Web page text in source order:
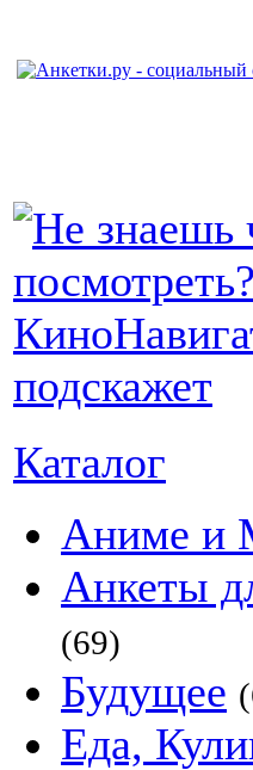
Каталог
Аниме и
Анкеты
(69)
Будущее
Еда,